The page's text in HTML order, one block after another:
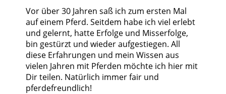
Vor über 30 Jahren saß ich zum ersten Mal
auf einem Pferd. Seitdem habe ich viel erlebt
und gelernt, hatte Erfolge und Misserfolge,
bin gestürzt und wieder aufgestiegen. All
diese Erfahrungen und mein Wissen aus
vielen Jahren mit Pferden möchte ich hier mit
Dir teilen. Natürlich immer fair und
pferdefreundlich!